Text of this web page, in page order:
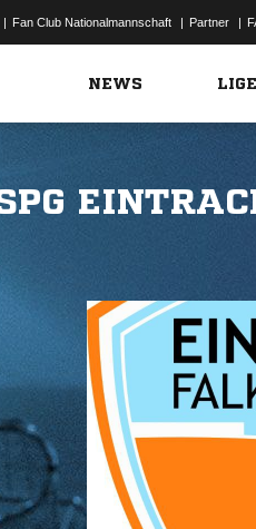
| Fan Club Nationalmannschaft | Partner |
NEWS